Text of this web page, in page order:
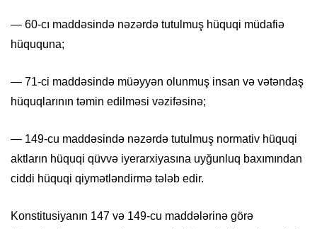
— 60-cı maddəsində nəzərdə tutulmuş hüquqi müdafiə
hüququna;
— 71-ci maddəsində müəyyən olunmuş insan və vətəndaş
hüquqlarının təmin edilməsi vəzifəsinə;
— 149-cu maddəsində nəzərdə tutulmuş normativ hüquqi
aktların hüquqi qüvvə iyerarxiyasına uyğunluq baxımından
ciddi hüquqi qiymətləndirmə tələb edir.
Konstitusiyanın 147 və 149-cu maddələrinə görə